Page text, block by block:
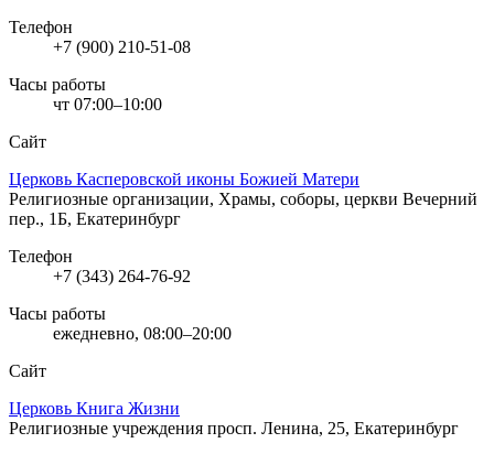
Телефон
+7 (900) 210-51-08
Часы работы
чт 07:00–10:00
Сайт
Церковь Касперовской иконы Божией Матери
Религиозные организации, Храмы, соборы, церкви Вечерний
пер., 1Б, Екатеринбург
Телефон
+7 (343) 264-76-92
Часы работы
ежедневно, 08:00–20:00
Сайт
Церковь Книга Жизни
Религиозные учреждения просп. Ленина, 25, Екатеринбург